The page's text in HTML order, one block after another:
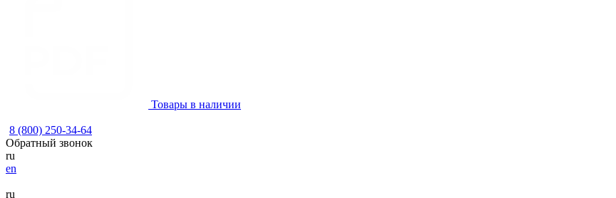
Товары в наличии
8 (800) 250-34-64
Обратный звонок
ru
en
ru